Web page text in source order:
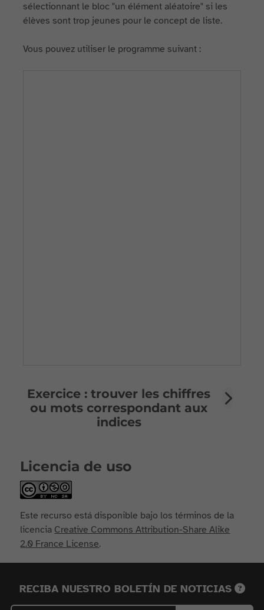
sélectionnant le bloc "un élément aléatoire" si les
élèves sont trop jeunes pour le concept de liste.
Vous pouvez utiliser le programme suivant :
Exercice : trouver les chiffres
ou mots correspondant aux
indices
Licencia de uso
Este recurso está disponible bajo los términos de la
licencia Creative Commons Attribution-Share Alike
2.0 France License.
RECIBA NUESTRO BOLETÍN DE NOTICIAS